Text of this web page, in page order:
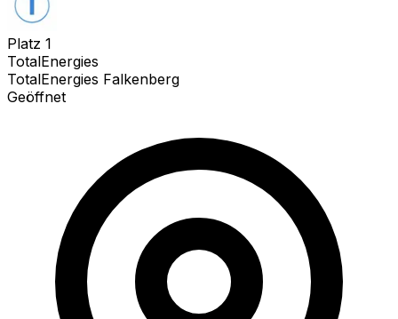
Platz 1
TotalEnergies
TotalEnergies Falkenberg
Geöffnet